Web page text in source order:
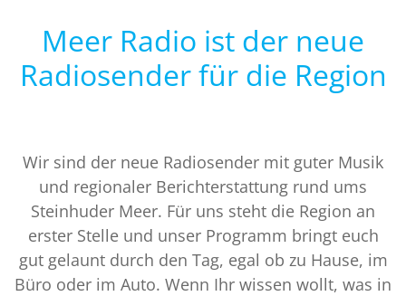
Meer Radio ist der neue
Radiosender für die Region
Wir sind der neue Radiosender mit guter Musik
und regionaler Berichterstattung rund ums
Steinhuder Meer. Für uns steht die Region an
erster Stelle und unser Programm bringt euch
gut gelaunt durch den Tag, egal ob zu Hause, im
Büro oder im Auto. Wenn Ihr wissen wollt, was in